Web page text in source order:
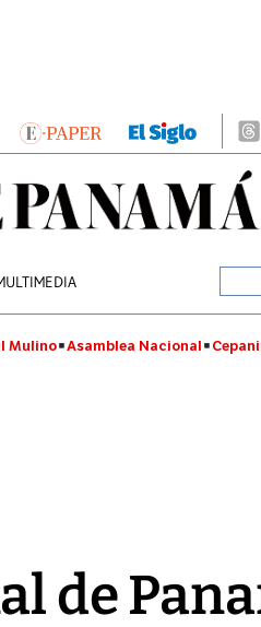
Mulino Asamblea Nacional
de